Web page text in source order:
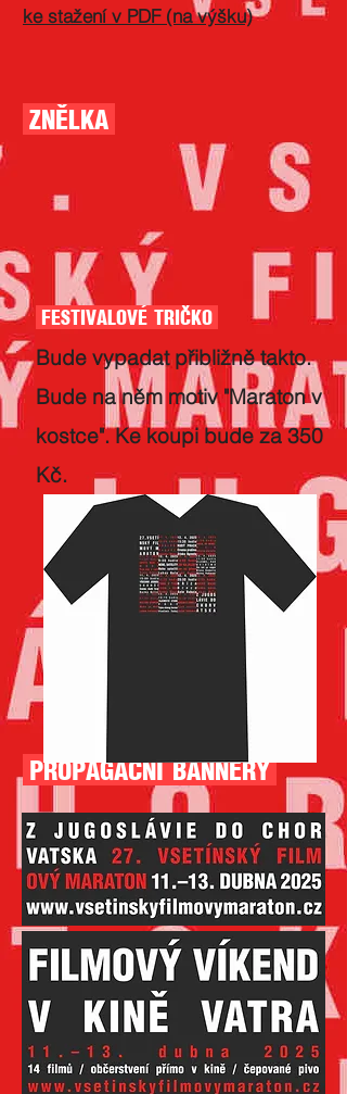
ke stažení v PDF (na výšku)
ZNĚLKA
PROPAGAČNÍ BANNERY
FESTIVALOVÉ TRIČKO
Bude vypadat přibližně takto.
Bude na něm motiv "Maraton v
kostce"​. Ke koupi bude za 350
Kč.